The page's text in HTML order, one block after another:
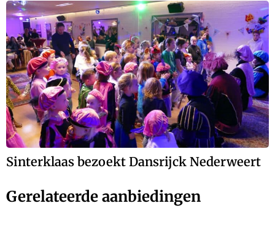
Sinterklaas bezoekt Dansrijck Nederweert
Gerelateerde aanbiedingen